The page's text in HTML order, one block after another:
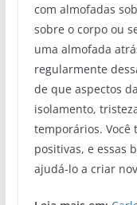
com almofadas
sobre o corpo ou
uma almofada
regularmente
de que aspectos
isolamento,
temporários. Você
positivas, e essas
ajudá-lo a criar